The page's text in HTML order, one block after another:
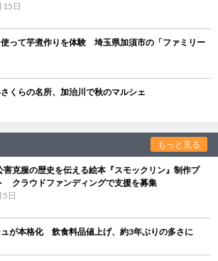
日
って芋煮作りを体験 埼玉県加須市の「ファミリー
くらの名所、加治川で秋のマルシェ
もっと見る
害克服の歴史を伝える絵本『スモックリン』制作プ
クラウドファンディングで支援を募集
日
ュが本格化 飲食料品値上げ、約3年ぶりの多さに